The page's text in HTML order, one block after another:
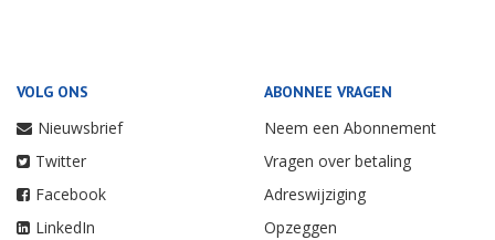
VOLG ONS
Nieuwsbrief
Twitter
Facebook
LinkedIn
ABONNEE VRAGEN
Neem een Abonnement
Vragen over betaling
Adreswijziging
Opzeggen